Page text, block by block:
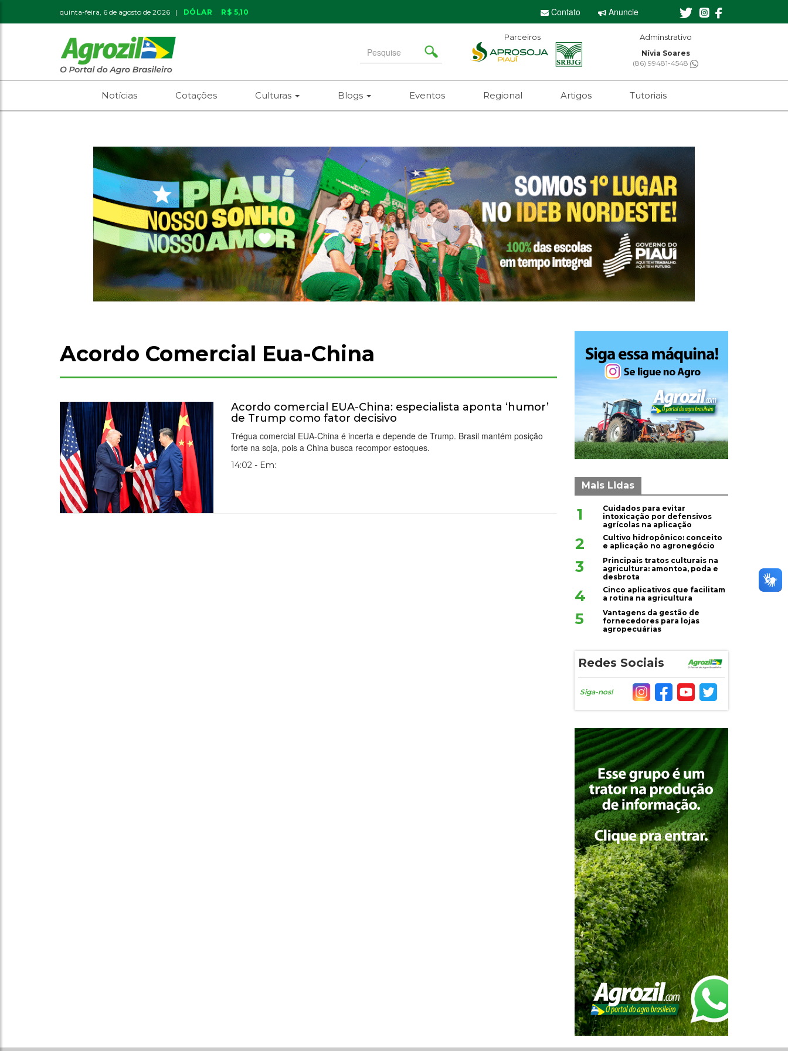
quinta-feira, 6 de agosto de 2026 | DÓLAR R$ 5,10 Contato Anuncie
Search
for
Parceiros Adminstrativo
Nívia Soares
(86) 99481-4548
Notícias Cotações Culturas Blogs Eventos Regional Artigos Tutoriais
Acordo Comercial Eua-China
Acordo comercial EUA-China: especialista aponta ‘humor’
de Trump como fator decisivo
Trégua comercial EUA-China é incerta e depende de Trump. Brasil mantém posição
forte na soja, pois a China busca recompor estoques.
14:02 - Em:
Mais Lidas
1
Cuidados para evitar
intoxicação por defensivos
agrícolas na aplicação
2
Cultivo hidropônico: conceito
e aplicação no agronegócio
3
Principais tratos culturais na
agricultura: amontoa, poda e
desbrota
4
Cinco aplicativos que facilitam
a rotina na agricultura
5
Vantagens da gestão de
fornecedores para lojas
agropecuárias
Redes Sociais
Siga-nos!